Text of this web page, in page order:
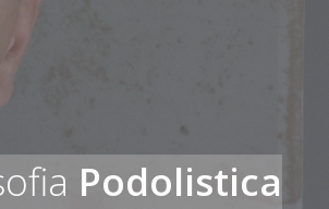
Podolistica